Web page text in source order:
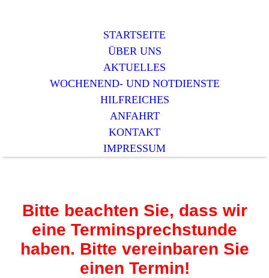
STARTSEITE
ÜBER UNS
AKTUELLES
WOCHENEND- UND NOTDIENSTE
HILFREICHES
ANFAHRT
KONTAKT
IMPRESSUM
Bitte beachten Sie, dass wir
eine Terminsprechstunde
haben. Bitte vereinbaren Sie
einen Termin!